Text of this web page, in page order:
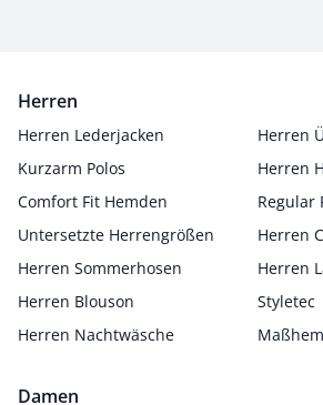
Herren
Herren Lederjacken
Herren
Kurzarm Polos
Herren
Comfort Fit Hemden
Regular
Untersetzte Herrengrößen
Herren
Herren Sommerhosen
Herren
Herren Blouson
Styletec
Herren Nachtwäsche
Damen